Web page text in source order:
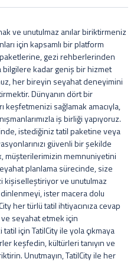
ve unutulmaz anılar biriktirmeniz
için kapsamlı bir platform
gezi rehberlerinden
kadar geniş bir hizmet
her bireyin seyahat deneyimini
Dünyanın dört bir
keşfetmenizi sağlamak amacıyla,
iş birliği yapıyoruz.
istediğiniz tatil paketine veya
güvenli bir şekilde
müşterilerimizin memnuniyetini
planlama sürecinde, size
kişiselleştiriyor ve unutulmaz
dinlenmeyi, ister macera dolu
her türlü tatil ihtiyacınıza cevap
seyahat etmek için
için TatilCity ile yola çıkmaya
keşfedin, kültürleri tanıyın ve
Unutmayın, TatilCity ile her